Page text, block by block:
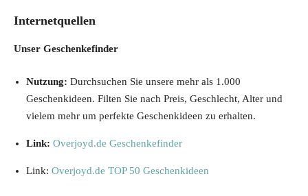
Internetquellen
Unser Geschenkefinder
Nutzung: Durchsuchen Sie unsere mehr als 1.000
Geschenkideen. Filten Sie nach Preis, Geschlecht, Alter und
vielem mehr um perfekte Geschenkideen zu erhalten.
Link: Overjoyd.de Geschenkefinder
Link: Overjoyd.de TOP 50 Geschenkideen